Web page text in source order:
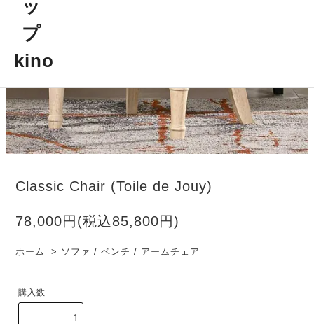
Classic Chair (Toile de Jouy)
78,000円(税込85,800円)
ホーム > ソファ / ベンチ / アームチェア
購入数